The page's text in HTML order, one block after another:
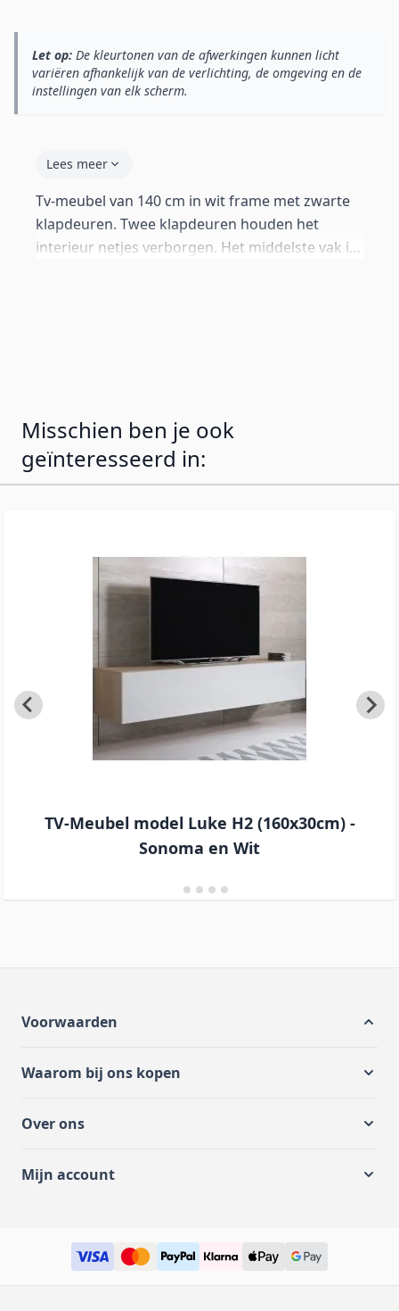
Let op: De kleurtonen van de afwerkingen kunnen licht
variëren afhankelijk van de verlichting, de omgeving en de
instellingen van elk scherm.
Lees meer
Tv-meubel van 140 cm in wit frame met zwarte
klapdeuren. Twee klapdeuren houden het
interieur netjes verborgen. Het middelste vak is
Misschien ben je ook
geïnteresseerd in:
TV-Meubel model Luke H2 (160x30cm) -
Sonoma en Wit
Voorwaarden
Waarom bij ons kopen
Over ons
Mijn account